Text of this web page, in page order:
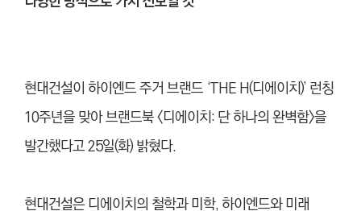
현대건설이 하이엔드 주거 브랜드 ‘THE H(디에이치)’ 런칭
10주년을 맞아 브랜드북 <디에이치: 단 하나의 완벽함>을
발간했다고 25일(화) 밝혔다.
현대건설은 디에이치의 철학과 미학, 하이엔드와 미래